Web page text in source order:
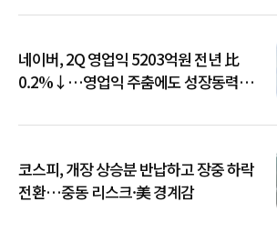
네이버, 2Q 영업익 5203억원 전년 比
0.2%↓…영업익 주춤에도 성장동력
코스피, 개장 상승분 반납하고 장중 하락
전환…중동 리스크·美 경계감